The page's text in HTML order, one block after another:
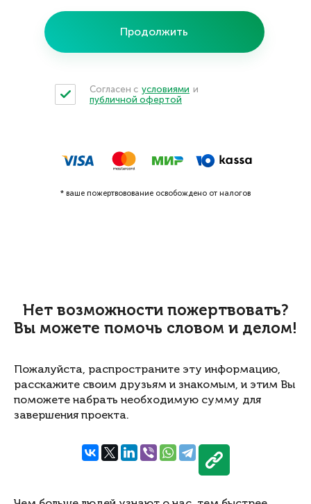
Продолжить
Согласен с условиями и
публичной офертой
* ваше пожертвовование освобождено от налогов
Нет возможности пожертвовать?
Вы можете помочь словом и делом!
Пожалуйста, распространите эту информацию,
расскажите своим друзьям и знакомым, и этим Вы
поможете набрать необходимую сумму для
завершения проекта.